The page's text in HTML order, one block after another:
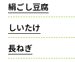
絹ごし豆腐
しいたけ
長ねぎ